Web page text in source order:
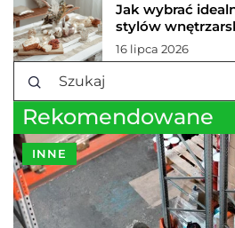
Jak wybrać
stylów
16 lipca 2026
Rekomendowane
INNE